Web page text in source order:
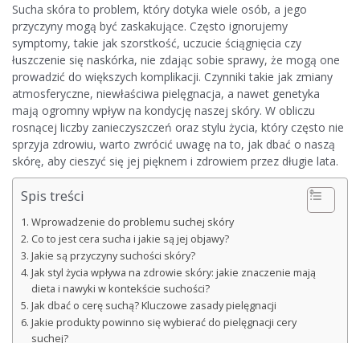
Sucha skóra to problem, który dotyka wiele osób, a jego
przyczyny mogą być zaskakujące. Często ignorujemy
symptomy, takie jak szorstkość, uczucie ściągnięcia czy
łuszczenie się naskórka, nie zdając sobie sprawy, że mogą one
prowadzić do większych komplikacji. Czynniki takie jak zmiany
atmosferyczne, niewłaściwa pielęgnacja, a nawet genetyka
mają ogromny wpływ na kondycję naszej skóry. W obliczu
rosnącej liczby zanieczyszczeń oraz stylu życia, który często nie
sprzyja zdrowiu, warto zwrócić uwagę na to, jak dbać o naszą
skórę, aby cieszyć się jej pięknem i zdrowiem przez długie lata.
Spis treści
Wprowadzenie do problemu suchej skóry
Co to jest cera sucha i jakie są jej objawy?
Jakie są przyczyny suchości skóry?
Jak styl życia wpływa na zdrowie skóry: jakie znaczenie mają
dieta i nawyki w kontekście suchości?
Jak dbać o cerę suchą? Kluczowe zasady pielęgnacji
Jakie produkty powinno się wybierać do pielęgnacji cery
suchej?